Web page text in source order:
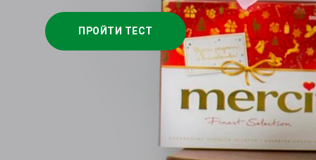
ПРОЙТИ ТЕСТ